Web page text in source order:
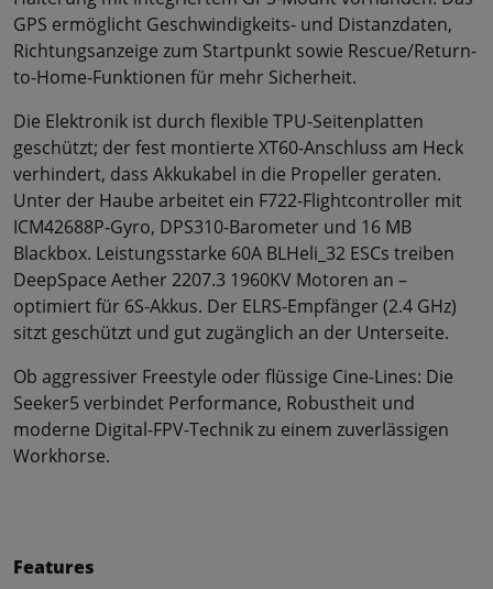
GPS ermöglicht Geschwindigkeits- und Distanzdaten,
Richtungsanzeige zum Startpunkt sowie Rescue/Return-
to-Home-Funktionen für mehr Sicherheit.
Die Elektronik ist durch flexible TPU-Seitenplatten
geschützt; der fest montierte XT60-Anschluss am Heck
verhindert, dass Akkukabel in die Propeller geraten.
Unter der Haube arbeitet ein F722-Flightcontroller mit
ICM42688P-Gyro, DPS310-Barometer und 16 MB
Blackbox. Leistungsstarke 60A BLHeli_32 ESCs treiben
DeepSpace Aether 2207.3 1960KV Motoren an –
optimiert für 6S-Akkus. Der ELRS-Empfänger (2.4 GHz)
sitzt geschützt und gut zugänglich an der Unterseite.
Ob aggressiver Freestyle oder flüssige Cine-Lines: Die
Seeker5 verbindet Performance, Robustheit und
moderne Digital-FPV-Technik zu einem zuverlässigen
Workhorse.
Features